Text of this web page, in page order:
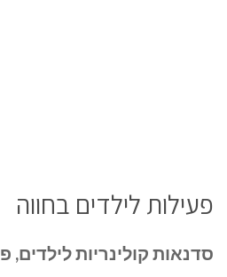
פעילות לילדים בחווה
סדנאות קולינריות לילדים,